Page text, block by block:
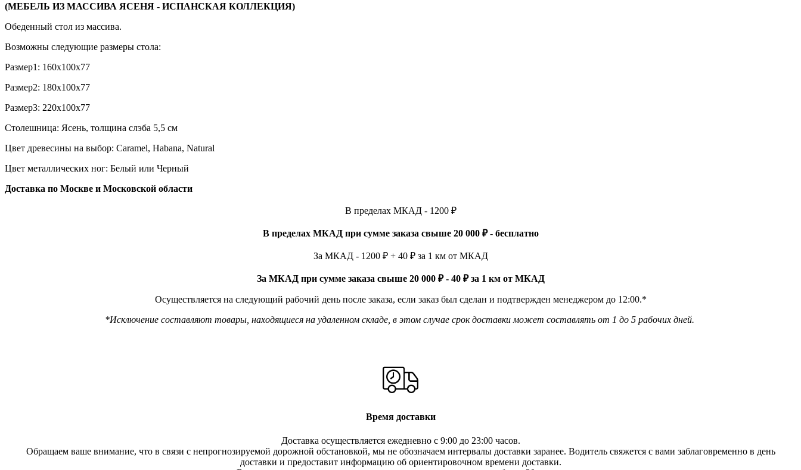
(МЕБЕЛЬ ИЗ МАССИВА ЯСЕНЯ - ИСПАНСКАЯ КОЛЛЕКЦИЯ)
Обеденный стол из массива.
Возможны следующие размеры стола:
Размер1: 160х100х77
Размер2: 180х100х77
Размер3: 220х100х77
Столешница: Ясень, толщина слэба 5,5 см
Цвет древесины на выбор: Caramel, Habana, Natural
Цвет металлических ног: Белый или Черный
Доставка по Москве и Московской области
В пределах МКАД - 1200 ₽
В пределах МКАД при сумме заказа свыше 20 000 ₽ - бесплатно
За МКАД - 1200 ₽ + 40 ₽ за 1 км от МКАД
За МКАД при сумме заказа свыше 20 000 ₽ - 40 ₽ за 1 км от МКАД
Осуществляется на следующий рабочий день после заказа, если заказ был сделан и подтвержден менеджером до 12:00.*
*Исключение составляют товары, находящиеся на удаленном складе, в этом случае срок доставки может составлять от 1 до 5 рабочих дней.
Время доставки
Доставка осуществляется ежедневно с 9:00 до 23:00 часов.
Обращаем ваше внимание, что в связи с непрогнозируемой дорожной обстановкой, мы не обозначаем интервалы доставки заранее. Водитель свяжется с вами заблаговременно в день
доставки и предоставит информацию об ориентировочном времени доставки.